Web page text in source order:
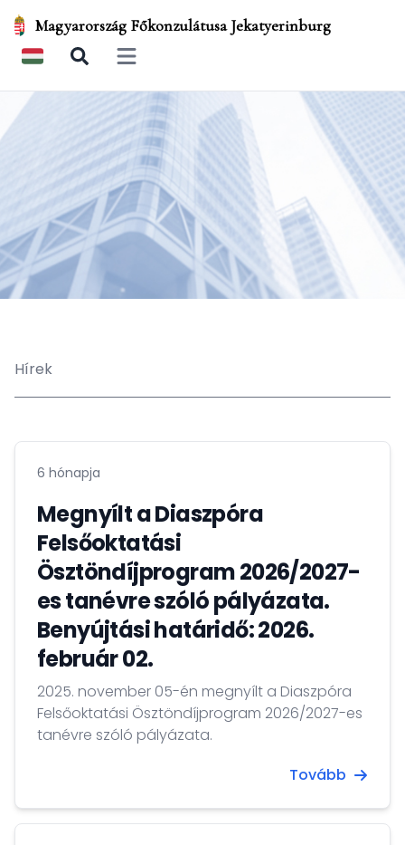
Magyarország Főkonzulátusa Jekatyerinburg
Open main menu
Hírek
6 hónapja
Megnyílt a Diaszpóra
Felsőoktatási
Ösztöndíjprogram 2026/2027-
es tanévre szóló pályázata.
Benyújtási határidő: 2026.
február 02.
2025. november 05-én megnyílt a Diaszpóra
Felsőoktatási Ösztöndíjprogram 2026/2027-es
tanévre szóló pályázata.
Tovább